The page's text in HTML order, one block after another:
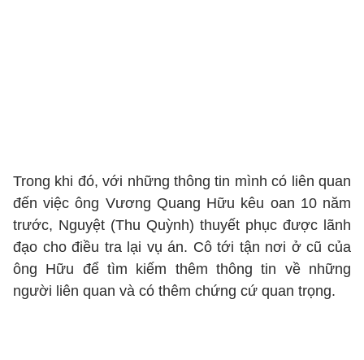
Trong khi đó, với những thông tin mình có liên quan
đến việc ông Vương Quang Hữu kêu oan 10 năm
trước, Nguyệt (Thu Quỳnh) thuyết phục được lãnh
đạo cho điều tra lại vụ án. Cô tới tận nơi ở cũ của
ông Hữu để tìm kiếm thêm thông tin về những
người liên quan và có thêm chứng cứ quan trọng.